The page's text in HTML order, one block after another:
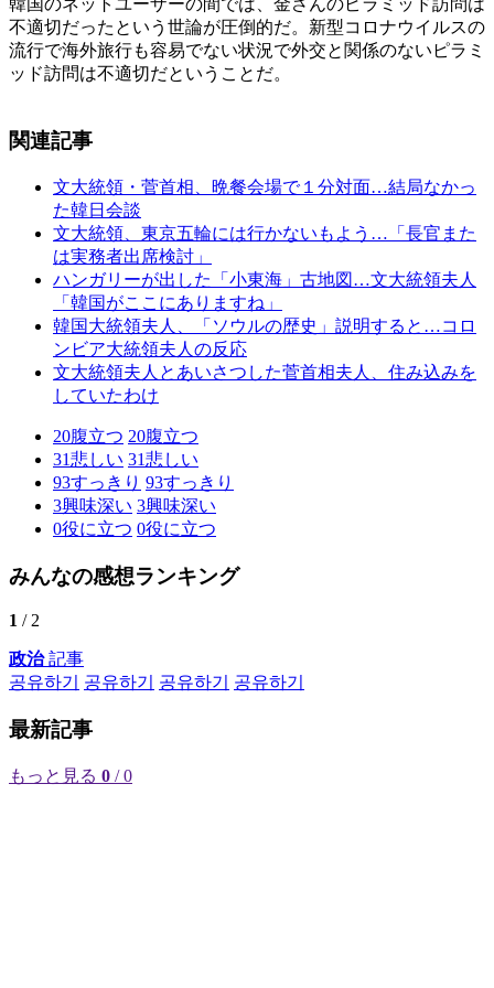
韓国のネットユーザーの間では、金さんのピラミッド訪問は
不適切だったという世論が圧倒的だ。新型コロナウイルスの
流行で海外旅行も容易でない状況で外交と関係のないピラミ
ッド訪問は不適切だということだ。
関連記事
文大統領・菅首相、晩餐会場で１分対面…結局なかっ
た韓日会談
文大統領、東京五輪には行かないもよう…「長官また
は実務者出席検討」
ハンガリーが出した「小東海」古地図…文大統領夫人
「韓国がここにありますね」
韓国大統領夫人、「ソウルの歴史」説明すると…コロ
ンビア大統領夫人の反応
文大統領夫人とあいさつした菅首相夫人、住み込みを
していたわけ
20腹立つ 20腹立つ
31悲しい 31悲しい
93すっきり 93すっきり
3興味深い 3興味深い
0役に立つ 0役に立つ
みんなの感想ランキング
1 / 2
政治記事
공유하기
공유하기 공유하기 공유하기
最新記事
もっと見る 0 / 0